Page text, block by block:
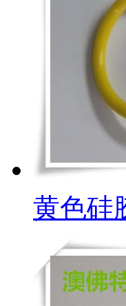
黄色硅